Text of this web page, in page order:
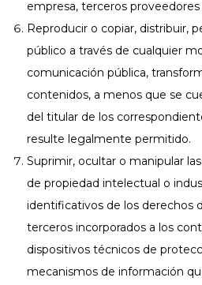
empresa, terceros proveedores
Reproducir o copiar, distribuir,
público a través de cualquier
comunicación pública,
contenidos, a menos que se
del titular de los
resulte legalmente permitido.
Suprimir, ocultar o manipular
de propiedad intelectual o
identificativos de los derechos
terceros incorporados a los
dispositivos técnicos de
mecanismos de información